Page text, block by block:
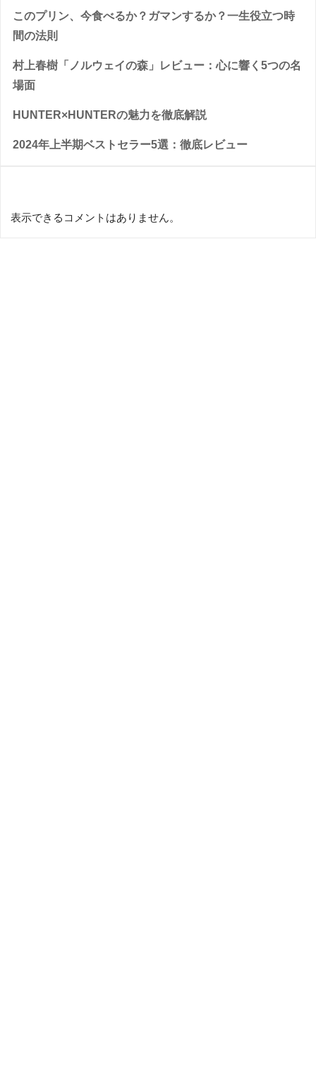
このプリン、今食べるか？ガマンするか？一生役立つ時
間の法則
村上春樹「ノルウェイの森」レビュー：心に響く5つの名
場面
HUNTER×HUNTERの魅力を徹底解説
2024年上半期ベストセラー5選：徹底レビュー
表示できるコメントはありません。